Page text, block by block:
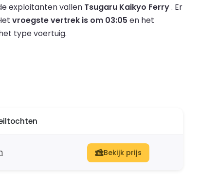
exploitanten vallen Tsugaru Kaikyo Ferry. Er
vroegste vertrek is om 03:05 en het
type voertuig.
Bekijk prijs